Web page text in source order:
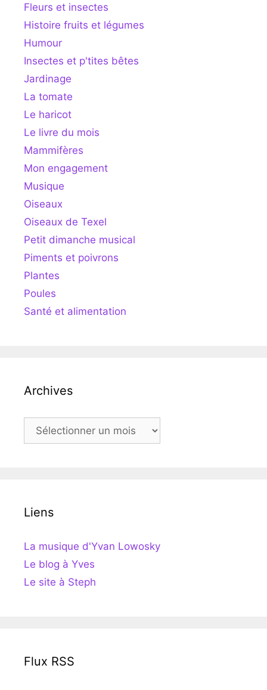
Fleurs et insectes
Histoire fruits et légumes
Humour
Insectes et p'tites bêtes
Jardinage
La tomate
Le haricot
Le livre du mois
Mammifères
Mon engagement
Musique
Oiseaux
Oiseaux de Texel
Petit dimanche musical
Piments et poivrons
Plantes
Poules
Santé et alimentation
Archives
Archives
Liens
La musique d'Yvan Lowosky
Le blog à Yves
Le site à Steph
Flux RSS